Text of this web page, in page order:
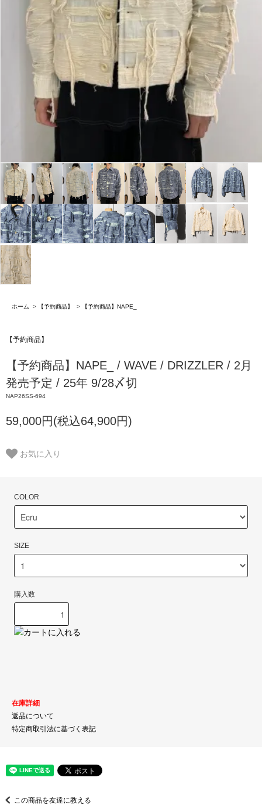
ホーム > 【予約商品】 > 【予約商品】NAPE_
【予約商品】
【予約商品】NAPE_ / WAVE / DRIZZLER / 2月
発売予定 / 25年 9/28〆切
NAP26SS-694
59,000円(税込64,900円)
お気に入り
COLOR
SIZE
購入数
在庫詳細
返品について
特定商取引法に基づく表記
この商品を友達に教える